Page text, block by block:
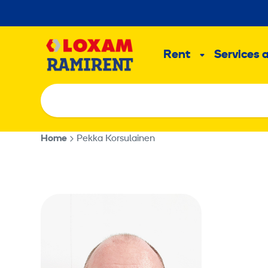
to
Rent
SubServices
Home Pekka Korsulainen